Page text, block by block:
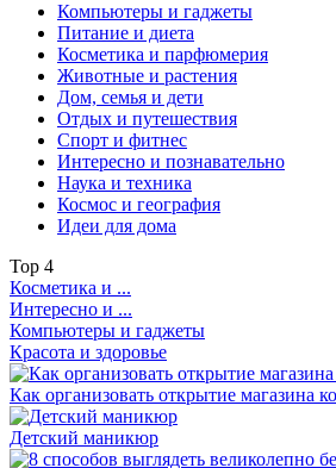
Компьютеры и гаджеты
Питание и диета
Косметика и парфюмерия
Животные и растения
Дом, семья и дети
Отдых и путешествия
Спорт и фитнес
Интересно и познавательно
Наука и техника
Космос и география
Идеи для дома
Top 4
Косметика и ...
Интересно и ...
Компьютеры и гаджеты
Красота и здоровье
Как организовать открытие магазина
Детский маникюр